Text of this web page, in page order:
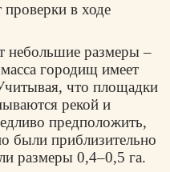
в ходе
размеры –
городищ имеет
что площадки
рекой и
предположить,
были приблизительно
размеры 0,4–0,5 га.